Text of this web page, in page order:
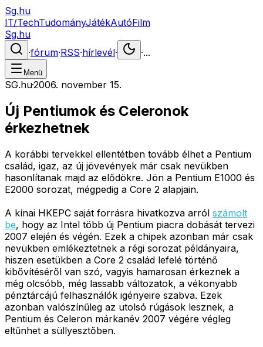
Sg.hu
IT/TechTudományJátékAutóFilm
Sg.hu
·fórum·RSS·hírlevél· ·...
Menü
SG.hu·2006. november 15.
Új Pentiumok és Celeronok
érkezhetnek
A korábbi tervekkel ellentétben tovább élhet a Pentium
család, igaz, az új jövevények már csak nevükben
hasonlítanak majd az elődökre. Jön a Pentium E1000 és
E2000 sorozat, mégpedig a Core 2 alapjain.
A kínai HKEPC saját forrásra hivatkozva arról számolt
be, hogy az Intel több új Pentium piacra dobását tervezi
2007 elején és végén. Ezek a chipek azonban már csak
nevükben emlékeztetnek a régi sorozat példányaira,
hiszen esetükben a Core 2 család lefelé történő
kibővítéséről van szó, vagyis hamarosan érkeznek a
még olcsóbb, még lassabb változatok, a vékonyabb
pénztárcájú felhasználók igényeire szabva. Ezek
azonban valószínűleg az utolsó rúgások lesznek, a
Pentium és Celeron márkanév 2007 végére végleg
eltűnhet a süllyesztőben.